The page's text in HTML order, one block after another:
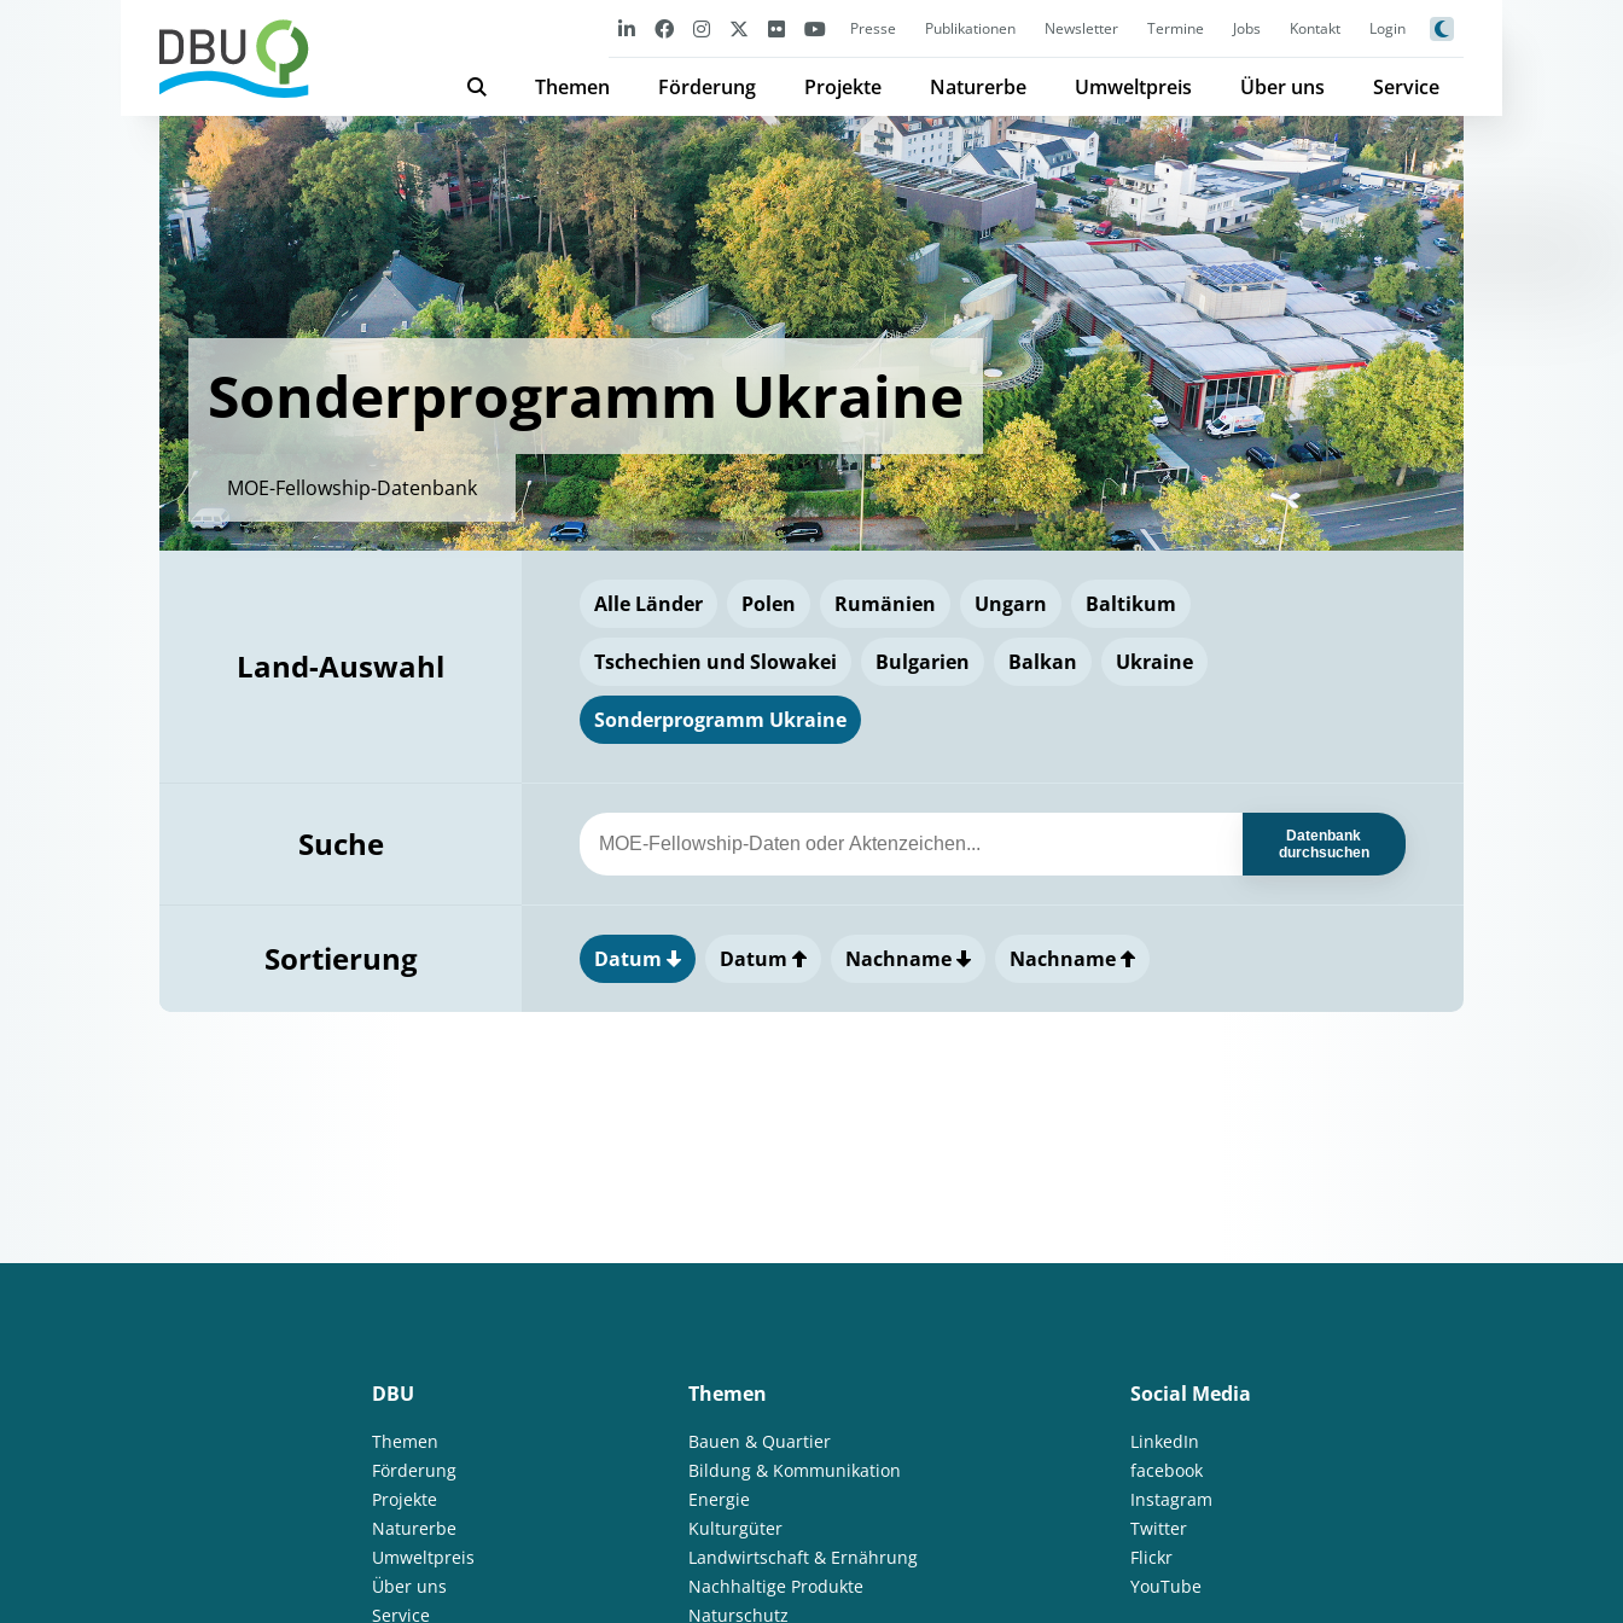
Presse Publikationen Newsletter Termine Jobs Kontakt Login
Themen Förderung Projekte Naturerbe Umweltpreis Über uns Service
Sonderprogramm Ukraine
MOE-Fellowship-Datenbank
Land-Auswahl
Alle Länder Polen Rumänien Ungarn Baltikum
Tschechien und Slowakei Bulgarien Balkan Ukraine
Sonderprogramm Ukraine
Suche
Datenbank
durchsuchen
Sortierung Datum Datum Nachname Nachname
DBU
Themen
Förderung
Projekte
Naturerbe
Umweltpreis
Über uns
Service
Themen
Bauen & Quartier
Bildung & Kommunikation
Energie
Kulturgüter
Landwirtschaft & Ernährung
Nachhaltige Produkte
Naturschutz
Social Media
LinkedIn
facebook
Instagram
Twitter
Flickr
YouTube